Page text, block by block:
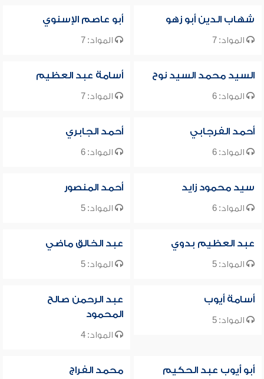
شهاب الدين أبو زهو
المواد: 7
أبو عاصم الإسنوي
المواد: 7
السيد محمد السيد نوح
المواد: 6
أسامة عبد العظيم
المواد: 7
أحمد الفرجابي
المواد: 6
أحمد الجابري
المواد: 6
سيد محمود زايد
المواد: 6
أحمد المنصور
المواد: 5
عبد العظيم بدوي
المواد: 5
عبد الخالق ماضي
المواد: 5
أسامة أيوب
المواد: 5
عبد الرحمن صالح
المحمود
المواد: 4
أبو أيوب عبد الحكيم
محمد الفراج